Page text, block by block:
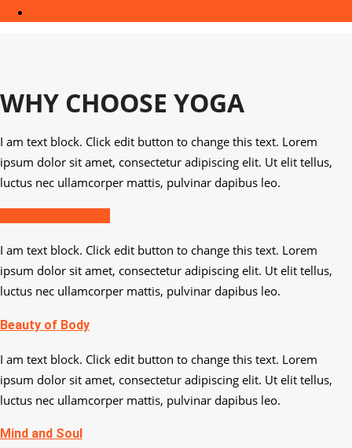
WHY CHOOSE YOGA
I am text block. Click edit button to change this text. Lorem
ipsum dolor sit amet, consectetur adipiscing elit. Ut elit tellus,
luctus nec ullamcorper mattis, pulvinar dapibus leo.
I am text block. Click edit button to change this text. Lorem
ipsum dolor sit amet, consectetur adipiscing elit. Ut elit tellus,
luctus nec ullamcorper mattis, pulvinar dapibus leo.
Beauty of Body
I am text block. Click edit button to change this text. Lorem
ipsum dolor sit amet, consectetur adipiscing elit. Ut elit tellus,
luctus nec ullamcorper mattis, pulvinar dapibus leo.
Mind and Soul